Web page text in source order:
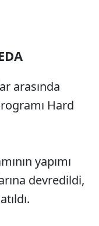
arasında
Hard
yapımı
devredildi,